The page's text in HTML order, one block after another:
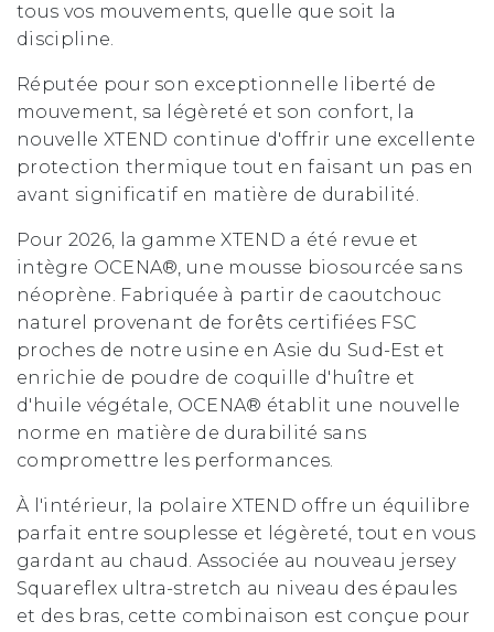
tous vos mouvements, quelle que soit la
discipline.
Réputée pour son exceptionnelle liberté de
mouvement, sa légèreté et son confort, la
nouvelle XTEND continue d'offrir une excellente
protection thermique tout en faisant un pas en
avant significatif en matière de durabilité.
Pour 2026, la gamme XTEND a été revue et
intègre OCENA®, une mousse biosourcée sans
néoprène. Fabriquée à partir de caoutchouc
naturel provenant de forêts certifiées FSC
proches de notre usine en Asie du Sud-Est et
enrichie de poudre de coquille d'huître et
d'huile végétale, OCENA® établit une nouvelle
norme en matière de durabilité sans
compromettre les performances.
À l'intérieur, la polaire XTEND offre un équilibre
parfait entre souplesse et légèreté, tout en vous
gardant au chaud. Associée au nouveau jersey
Squareflex ultra-stretch au niveau des épaules
et des bras, cette combinaison est conçue pour